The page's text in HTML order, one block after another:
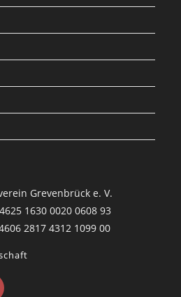
Grevenbrück e. V.
1630 0020 0608 93
2817 4312 1099 00